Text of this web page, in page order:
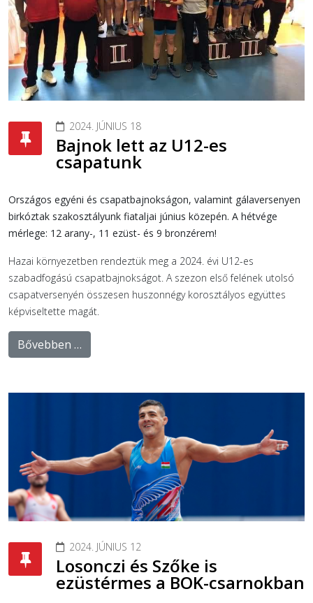
2024. JÚNIUS 18
Bajnok lett az U12-es
csapatunk
Országos egyéni és csapatbajnokságon, valamint gálaversenyen
birkóztak szakosztályunk fiataljai június közepén. A hétvége
mérlege: 12 arany-, 11 ezüst- és 9 bronzérem!
Hazai környezetben rendeztük meg a 2024. évi U12-es
szabadfogású csapatbajnokságot. A szezon első felének utolsó
csapatversenyén összesen huszonnégy korosztályos együttes
képviseltette magát.
Bővebben …
2024. JÚNIUS 12
Losonczi és Szőke is
ezüstérmes a BOK-csarnokban